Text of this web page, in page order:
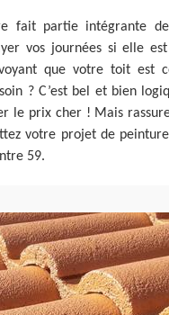
fait partie intégrante
vos journées si elle
que votre toit est
? C’est bel et bien
le prix cher ! Mais
votre projet de
59.